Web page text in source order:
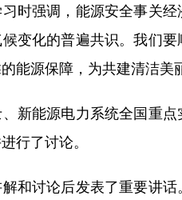
时强调，能源安全事关
变化的普遍共识。我们
能源保障，为共建清洁美
能源电力系统全国重点
行了讨论。
讨论后发表了重要讲话